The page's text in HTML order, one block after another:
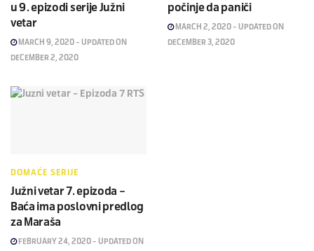
u 9. epizodi serije Južni
vetar
MARCH 9, 2020 - UPDATED ON
DECEMBER 2, 2020
počinje da paniči
MARCH 2, 2020 - UPDATED ON
DECEMBER 3, 2020
DOMAĆE SERIJE
Južni vetar 7. epizoda –
Baća ima poslovni predlog
za Maraša
FEBRUARY 24, 2020 - UPDATED ON